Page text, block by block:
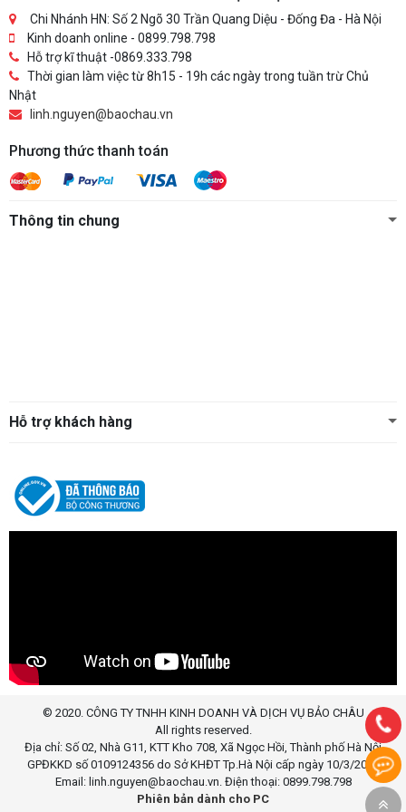
Bạn
Chi Nhánh HN: Số 2 Ngõ 30 Trần Quang Diệu - Đống Đa - Hà Nội
Kinh doanh online - 0899.798.798
Hỗ trợ kĩ thuật -0869.333.798
Thời gian làm việc từ 8h15 - 19h các ngày trong tuần trừ Chủ
Nhật
linh.nguyen@baochau.vn
Phương thức thanh toán
Thông tin chung
Hỗ trợ khách hàng
© 2020. CÔNG TY TNHH KINH DOANH VÀ DỊCH VỤ BẢO CHÂU
All rights reserved.
Địa chỉ: Số 02, Nhà G11, KTT Kho 708, Xã Ngọc Hồi, Thành phố Hà Nội
GPĐKKD số 0109124356 do Sở KHĐT Tp.Hà Nội cấp ngày 10/3/2020
Email: linh.nguyen@baochau.vn. Điện thoại: 0899.798.798
Phiên bản dành cho PC